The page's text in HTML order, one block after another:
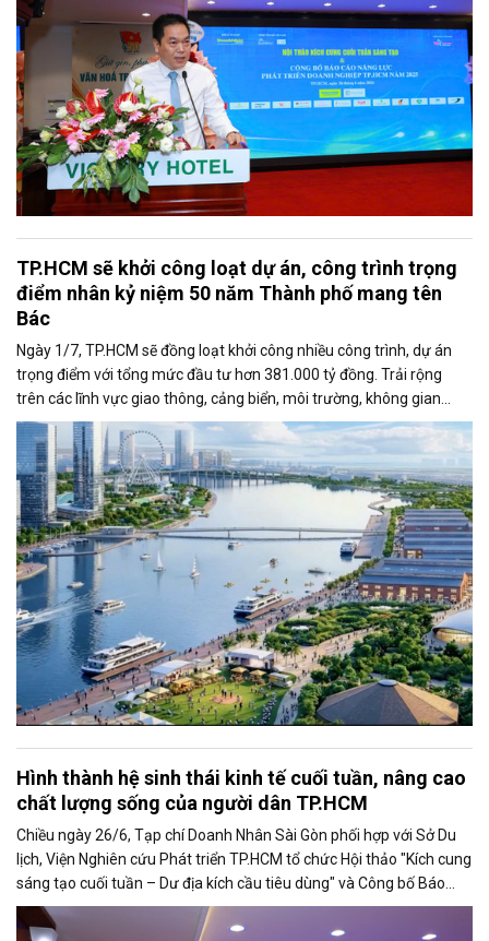
TP.HCM sẽ khởi công loạt dự án, công trình trọng
điểm nhân kỷ niệm 50 năm Thành phố mang tên
Bác
Ngày 1/7, TP.HCM sẽ đồng loạt khởi công nhiều công trình, dự án
trọng điểm với tổng mức đầu tư hơn 381.000 tỷ đồng. Trải rộng
trên các lĩnh vực giao thông, cảng biển, môi trường, không gian
công cộng và nhà ở xã hội, các dự án được kỳ vọng tạo động lực
tăng trưởng mới, mở rộng không gian phát triển và nâng cao năng
lực cạnh tranh của đô thị lớn nhất cả nước.
Hình thành hệ sinh thái kinh tế cuối tuần, nâng cao
chất lượng sống của người dân TP.HCM
Chiều ngày 26/6, Tạp chí Doanh Nhân Sài Gòn phối hợp với Sở Du
lịch, Viện Nghiên cứu Phát triển TP.HCM tổ chức Hội thảo "Kích cung
sáng tạo cuối tuần – Dư địa kích cầu tiêu dùng" và Công bố Báo
cáo năng lực phát triển doanh nghiệp TP.HCM năm 2025. Trân
trọng giới thiệu phát biểu của ông Nguyễn Ngọc Hồi - Phó Giám đốc